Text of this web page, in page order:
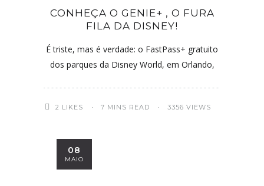
CONHEÇA O GENIE+ , O FURA
FILA DA DISNEY!
É triste, mas é verdade: o FastPass+ gratuito
dos parques da Disney World, em Orlando,
2 LIKES 7 MINS READ 3356 VIEWS
08
MAIO